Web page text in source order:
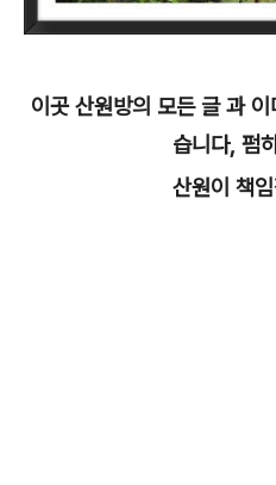
이곳 산원방의 모든 글 과
습니다, 펌
산원이 책